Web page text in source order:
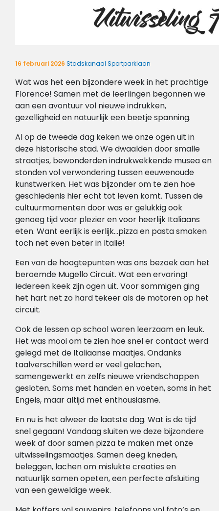
16 februari 2026 Stadskanaal Sportparklaan
Wat was het een bijzondere week in het prachtige
Florence! Samen met de leerlingen begonnen we
aan een avontuur vol nieuwe indrukken,
gezelligheid en natuurlijk een beetje spanning.
Al op de tweede dag keken we onze ogen uit in
deze historische stad. We dwaalden door smalle
straatjes, bewonderden indrukwekkende musea en
stonden vol verwondering tussen eeuwenoude
kunstwerken. Het was bijzonder om te zien hoe
geschiedenis hier echt tot leven komt. Tussen de
cultuurmomenten door was er gelukkig ook
genoeg tijd voor plezier en voor heerlijk Italiaans
eten. Want eerlijk is eerlijk…pizza en pasta smaken
toch net even beter in Italië!
Een van de hoogtepunten was ons bezoek aan het
beroemde Mugello Circuit. Wat een ervaring!
Iedereen keek zijn ogen uit. Voor sommigen ging
het hart net zo hard tekeer als de motoren op het
circuit.
Ook de lessen op school waren leerzaam en leuk.
Het was mooi om te zien hoe snel er contact werd
gelegd met de Italiaanse maatjes. Ondanks
taalverschillen werd er veel gelachen,
samengewerkt en zelfs nieuwe vriendschappen
gesloten. Soms met handen en voeten, soms in het
Engels, maar altijd met enthousiasme.
En nu is het alweer de laatste dag. Wat is de tijd
snel gegaan! Vandaag sluiten we deze bijzondere
week af door samen pizza te maken met onze
uitwisselingsmaatjes. Samen deeg kneden,
beleggen, lachen om mislukte creaties en
natuurlijk samen opeten, een perfecte afsluiting
van een geweldige week.